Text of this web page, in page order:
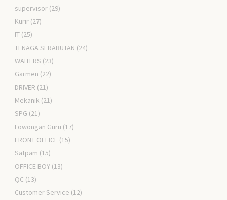
supervisor (29)
Kurir (27)
IT (25)
TENAGA SERABUTAN (24)
WAITERS (23)
Garmen (22)
DRIVER (21)
Mekanik (21)
SPG (21)
Lowongan Guru (17)
FRONT OFFICE (15)
Satpam (15)
OFFICE BOY (13)
QC (13)
Customer Service (12)